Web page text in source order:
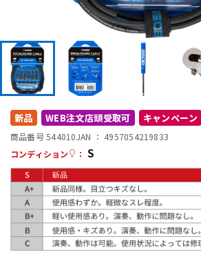
DTM オンライン納品
配信/ライブ機器
新品 WEB注文店頭受取可 キャンペーン
商品番号 544010JAN ： 4957054219833
コンディション
： S